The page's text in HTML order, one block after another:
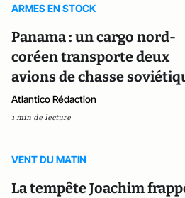
ARMES EN STOCK
Panama : un cargo nord-
coréen transporte deux
avions de chasse
Atlantico Rédaction
1 min de lecture
VENT DU MATIN
La tempête Joachim